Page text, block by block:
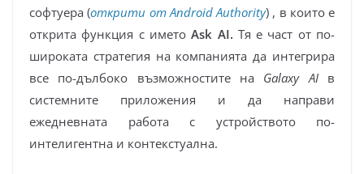
софтуера (открити от Android Authority) , в които е
открита функция с иметоAsk AI. Тя е част от по-
широката стратегия на компанията да интегрира
все по-дълбоко възможностите на Galaxy AIв
системните приложения и да направи
ежедневната работа с устройството по-
интелигентна и контекстуална.